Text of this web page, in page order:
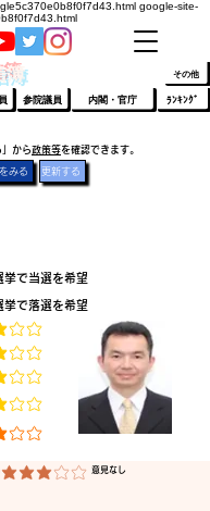
google-site-
簿
参院議員 ﾗﾝｷﾝｸﾞ
内閣・官庁
その他
から政策等を確認できます。
みる 更新する
挙で当選を希望
挙で落選を希望
3 /5
3 /5
平均評価 3 /5 ​意見なし